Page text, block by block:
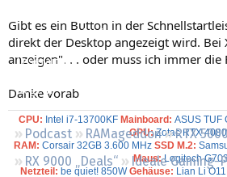
Neueste Aktivitäten
Leserartikel
Regeln
Podcast RAMageddon
RTX
RX 9000 „Deals“
Ideale Gaming-
Gibt es ein Button in der
direkt der Desktop angezeigt wird. Bei
anzeigen". . . oder muss ich immer die
Danke vorab
CPU: Intel i7-13700KF Mainboard: ASUS TUF
GPU:Zotac RTX
RAM: Corsair 32GB 3.600 MHz SSD M.2:
Maus:Logitech G703
Netzteil: be quiet! 850W Gehäuse: Lian Li